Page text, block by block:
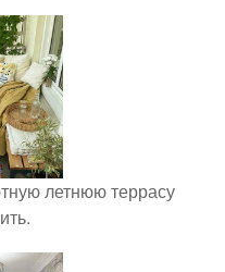
летнюю террасу